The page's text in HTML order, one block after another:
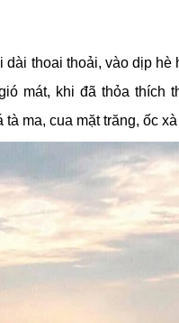
thoai thoải, vào dịp
mát, khi đã thỏa thích
ma, cua mặt trăng, ốc